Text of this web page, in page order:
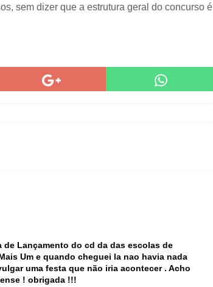
sem dizer que a estrutura geral do concurso é
de Lançamento do cd da das escolas de
Um e quando cheguei la nao havia nada
uma festa que não iria acontecer . Acho
! obrigada !!!